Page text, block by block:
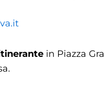
in Piazza